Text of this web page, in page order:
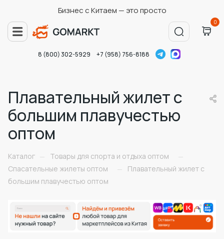
Бизнес с Китаем — это просто
0
8 (800) 302-5929 +7 (958) 756-8188
Плавательный жилет с
большим плавучестью
оптом
Каталог — Товары для спорта и отдыха оптом
—
Спасательные жилеты оптом
—
Плавательный жилет с
большим плавучестью оптом